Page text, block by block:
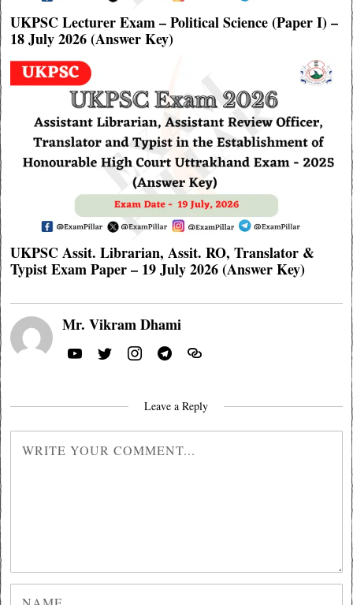
UKPSC Lecturer Exam – Political Science (Paper I) –
18 July 2026 (Answer Key)
UKPSC Assit. Librarian, Assit. RO, Translator &
Typist Exam Paper – 19 July 2026 (Answer Key)
Mr. Vikram Dhami
Leave a Reply